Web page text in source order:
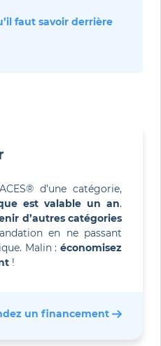
faut savoir derrière
d’une catégorie,
est valable un an.
d’autres catégories
en ne passant
Malin : économisez
!
un financement